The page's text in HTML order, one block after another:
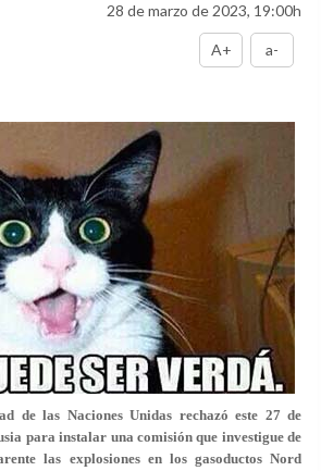
28 de marzo de 2023, 19:00h
A+ a-
de las Naciones Unidas rechazó este 27 de
para instalar una comisión que investigue de
las explosiones en los gasoductos Nord